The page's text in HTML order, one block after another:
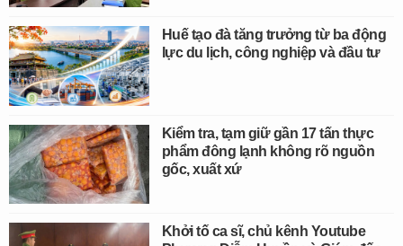
Huế tạo đà tăng trưởng từ ba động
lực du lịch, công nghiệp và đầu tư
Kiểm tra, tạm giữ gần 17 tấn thực
phẩm đông lạnh không rõ nguồn
gốc, xuất xứ
Khởi tố ca sĩ, chủ kênh Youtube